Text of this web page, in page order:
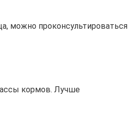
можно проконсультироваться
кормов. Лучше